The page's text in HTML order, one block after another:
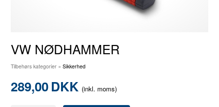
VW NØDHAMMER
Tilbehørs kategorier »Sikkerhed
289,00DKK (inkl. moms)